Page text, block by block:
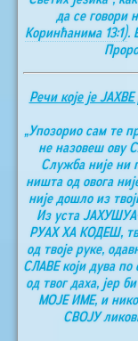
да се говори
Коринћанима 13:1).
Речи које је
„Упозорио сам те
не назовеш ову
Служба није ни
ништа од овога
није дошло из
Из уста
РУАХ ХА КОДЕШ,
од твоје руке,
СЛАВЕ који дува
од твог даха, јер
МОЈЕ ИМЕ, и
СВОЈУ